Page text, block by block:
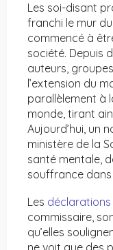
Les soi-disant
franchi le mur
commencé à
société. Depuis
auteurs,
l’extension du
parallèlement à
monde, tirant
Aujourd’hui, un
ministère de la
santé mentale,
souffrance dans
Les déclarations
commissaire,
qu’elles